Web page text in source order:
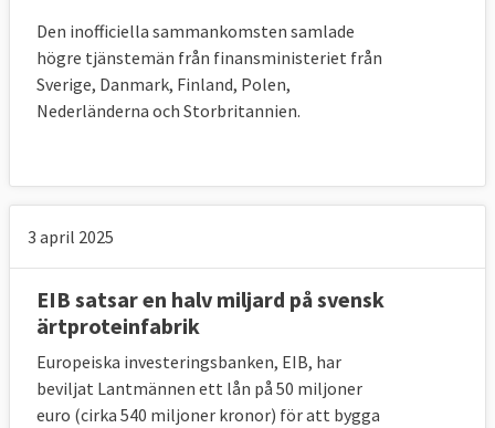
Den inofficiella sammankomsten samlade
högre tjänstemän från finansministeriet från
Sverige, Danmark, Finland, Polen,
Nederländerna och Storbritannien.
3 april 2025
EIB satsar en halv miljard på svensk
ärtproteinfabrik
Europeiska investeringsbanken, EIB, har
beviljat Lantmännen ett lån på 50 miljoner
euro (cirka 540 miljoner kronor) för att bygga